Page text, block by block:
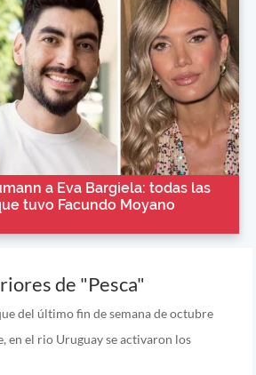
a Eva Bargiela: todas las
tuvo Facundo Moyano
de "Pesca"
del último fin de semana de octubre
en el rio Uruguay se activaron los